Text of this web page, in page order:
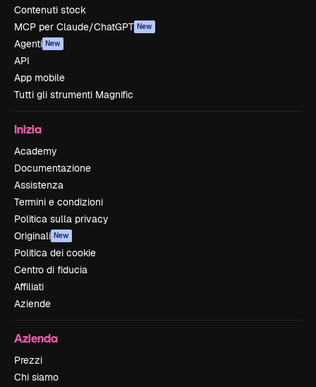
Contenuti stock
MCP per Claude/ChatGPT New
Agenti New
API
App mobile
Tutti gli strumenti Magnific
Inizia
Academy
Documentazione
Assistenza
Termini e condizioni
Politica sulla privacy
Originali New
Politica dei cookie
Centro di fiducia
Affiliati
Aziende
Azienda
Prezzi
Chi siamo